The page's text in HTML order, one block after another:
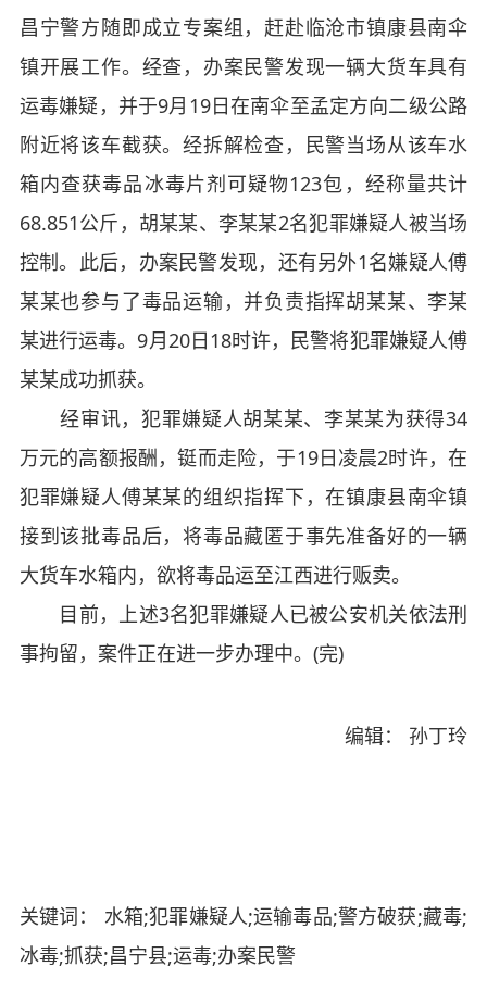
昌宁警方随即成立专案组，赶赴临沧市镇康县南伞
镇开展工作。经查，办案民警发现一辆大货车具有
运毒嫌疑，并于9月19日在南伞至孟定方向二级公路
附近将该车截获。经拆解检查，民警当场从该车水
箱内查获毒品冰毒片剂可疑物123包，经称量共计
68.851公斤，胡某某、李某某2名犯罪嫌疑人被当场
控制。此后，办案民警发现，还有另外1名嫌疑人傅
某某也参与了毒品运输，并负责指挥胡某某、李某
某进行运毒。9月20日18时许，民警将犯罪嫌疑人傅
某某成功抓获。
经审讯，犯罪嫌疑人胡某某、李某某为获得34
万元的高额报酬，铤而走险，于19日凌晨2时许，在
犯罪嫌疑人傅某某的组织指挥下，在镇康县南伞镇
接到该批毒品后，将毒品藏匿于事先准备好的一辆
大货车水箱内，欲将毒品运至江西进行贩卖。
目前，上述3名犯罪嫌疑人已被公安机关依法刑
事拘留，案件正在进一步办理中。(完)
编辑： 孙丁玲
关键词： 水箱;犯罪嫌疑人;运输毒品;警方破获;藏毒;
冰毒;抓获;昌宁县;运毒;办案民警